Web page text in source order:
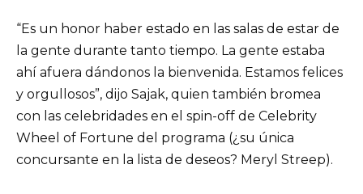
“Es un honor haber estado en las salas de estar de
la gente durante tanto tiempo. La gente estaba
ahí afuera dándonos la bienvenida. Estamos felices
y orgullosos”, dijo Sajak, quien también bromea
con las celebridades en el spin-off de Celebrity
Wheel of Fortune del programa (¿su única
concursante en la lista de deseos? Meryl Streep).